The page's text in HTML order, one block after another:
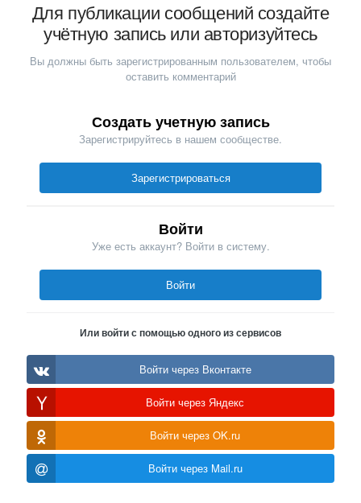
Для публикации сообщений создайте
учётную запись или авторизуйтесь
Вы должны быть зарегистрированным пользователем, чтобы
оставить комментарий
Создать учетную запись
Зарегистрируйтесь в нашем сообществе.
Зарегистрироваться
Войти
Уже есть аккаунт? Войти в систему.
Войти
Или войти с помощью одного из сервисов
Войти через Вконтакте
Войти через Яндекс
Войти через OK.ru
Войти через Mail.ru